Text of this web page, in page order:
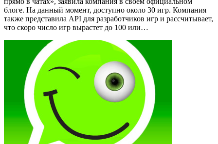
блоге. На данный момент, доступно около 30 игр. Компания
также представила API для разработчиков игр и рассчитывает,
что скоро число игр вырастет до 100 или…